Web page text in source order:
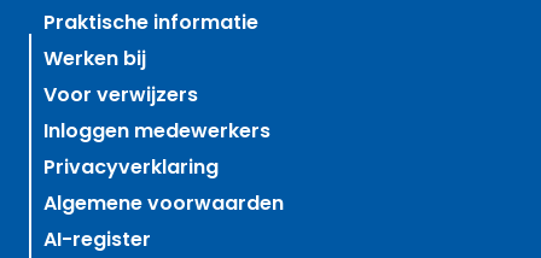
Praktische informatie
Werken bij
Voor verwijzers
Inloggen medewerkers
Privacyverklaring
Algemene voorwaarden
AI-register